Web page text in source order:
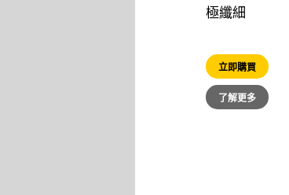
極纖細
立即購買
了解更多